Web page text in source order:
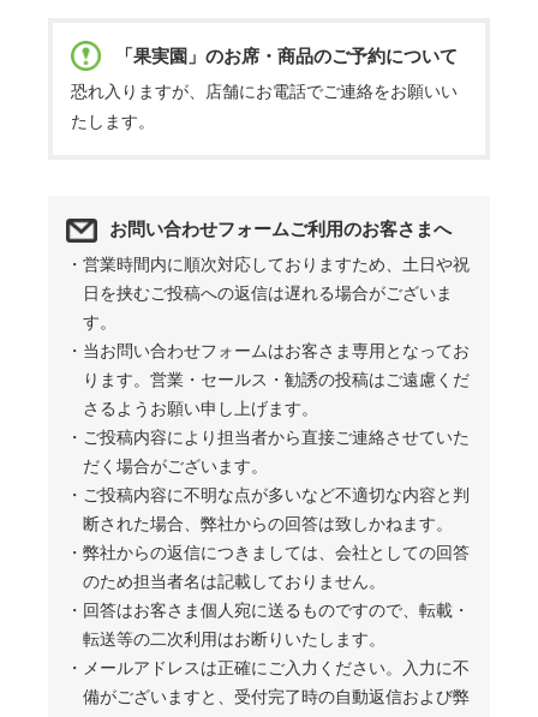
「果実園」のお席・商品のご予約について
恐れ入りますが、店舗にお電話でご連絡をお願いい
たします。
お問い合わせフォームご利用のお客さまへ
・営業時間内に順次対応しておりますため、土日や祝
日を挟むご投稿への返信は遅れる場合がございま
す。
・当お問い合わせフォームはお客さま専用となってお
ります。営業・セールス・勧誘の投稿はご遠慮くだ
さるようお願い申し上げます。
・ご投稿内容により担当者から直接ご連絡させていた
だく場合がございます。
・ご投稿内容に不明な点が多いなど不適切な内容と判
断された場合、弊社からの回答は致しかねます。
・弊社からの返信につきましては、会社としての回答
のため担当者名は記載しておりません。
・回答はお客さま個人宛に送るものですので、転載・
転送等の二次利用はお断りいたします。
・メールアドレスは正確にご入力ください。入力に不
備がございますと、受付完了時の自動返信および弊